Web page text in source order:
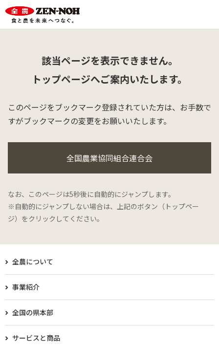
該当ページを表示できません。
トップページへご案内いたします。
このページをブックマーク登録されていた方は、 お手数で
すがブックマークの変更をお願いいたします。
全国農業協同組合連合会
なお、このページは5秒後に自動的にジャンプします。
※自動的にジャンプしない場合は、上記のボタン（トップペー
ジ）をクリックしてください。
全農について
事業紹介
全国の県本部
サービスと商品